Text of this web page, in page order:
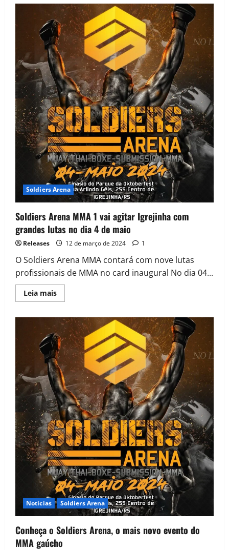
Soldiers Arena
Soldiers Arena MMA 1 vai agitar Igrejinha com
grandes lutas no dia 4 de maio
Releases 12 de março de 2024 1
O Soldiers Arena MMA contará com nove lutas
profissionais de MMA no card inaugural No dia 04...
Leia mais
Notícias Soldiers Arena
Conheça o Soldiers Arena, o mais novo evento do
MMA gaúcho